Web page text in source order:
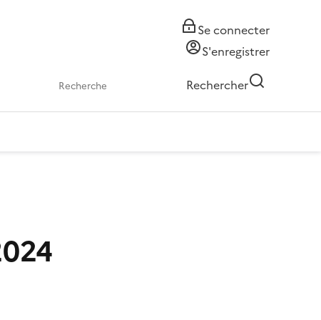
Se connecter
S'enregistrer
Rechercher